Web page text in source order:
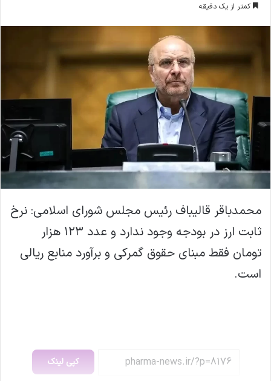
ا
ل
ی
م
ی
ل
کمتر از یک دقیقه
محمدباقر قالیباف رئیس مجلس شورای اسلامی: نرخ
ثابت ارز در بودجه وجود ندارد و عدد ۱۲۳ هزار
تومان فقط مبنای حقوق گمرکی و برآورد منابع ریالی
است.
کپی لینک